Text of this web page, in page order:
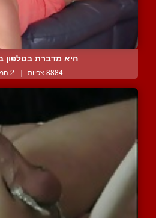
היא מדברת בטלפון
8884 צפיות | 2 המלצות